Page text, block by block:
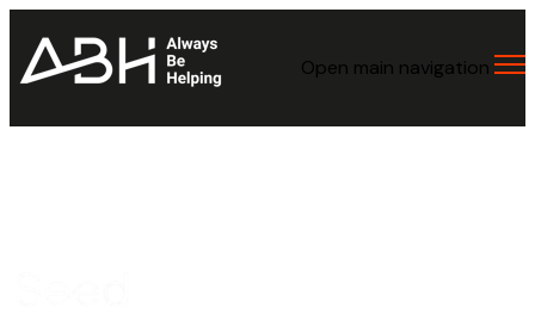
Open main navigation